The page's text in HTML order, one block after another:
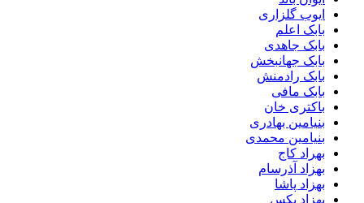
ایوب گلزاری
بابک اعلم
بابک جاهدی
بابک جهانبخش
بابک رادمنش
بابک مافی
باکتری خان
بنیامین بهادری
بنیامین محمدی
بهراد کاج
بهزاد آذرسام
بهزاد پاشا
بهزاد پکس